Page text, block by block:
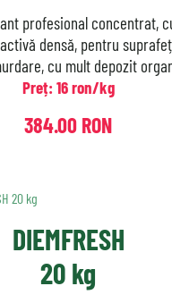
profesional concentrat,
densă, pentru
cu mult depozit
Preț: 16 ron/kg
384.00 RON
DIEMFRESH
20 kg